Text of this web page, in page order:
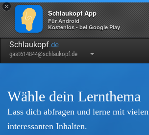
×
Schlaukopf App
Für Android
Kostenlos - bei Google Play
Schlaukopf.de
gast614844@schlaukopf.de
Wähle dein Lernthema
Lass dich abfragen und lerne mit vielen
interessanten Inhalten.